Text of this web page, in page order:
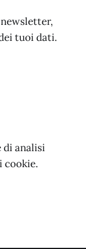
tuoi dati.
di analisi
cookie.